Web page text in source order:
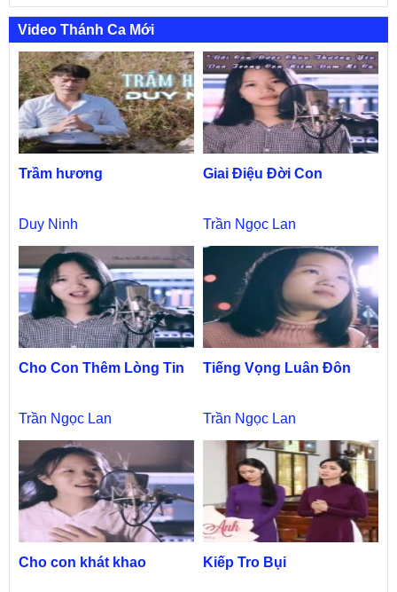
Video Thánh Ca Mới
Trầm hương
Duy Ninh
Giai Điệu Đời Con
Trần Ngọc Lan
Cho Con Thêm Lòng Tin
Trần Ngọc Lan
Tiếng Vọng Luân Đôn
Trần Ngọc Lan
Cho con khát khao Kiếp Tro Bụi